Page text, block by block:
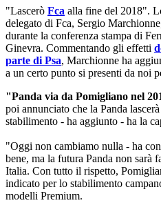
"Lascerò Fca alla fine del 2018".
delegato di Fca, Sergio
durante la conferenza stampa di
Ginevra. Commentando gli effetti
parte di Psa, Marchionne ha
a un certo punto si presenti da noi
"Panda via da Pomigliano nel
poi annunciato che la Panda
stabilimento - ha aggiunto - ha la
"Oggi non cambiamo nulla - ha
bene, ma la futura Panda non sarà
Italia. Con tutto il rispetto,
indicato per lo stabilimento
modelli Premium.